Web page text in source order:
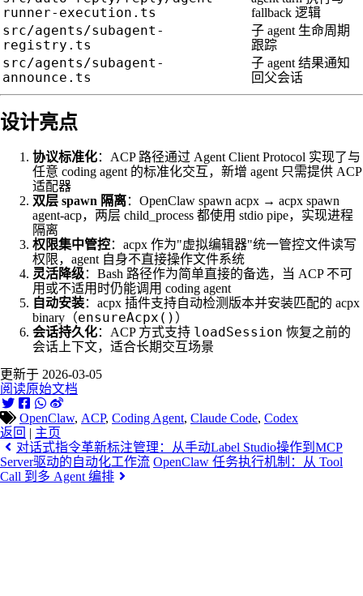
runner-execution.ts
fallback 逻辑
src/agents/subagent-
registry.ts
子 agent 生命周期
跟踪
src/agents/subagent-
announce.ts
子 agent 结果通知
回父会话
设计亮点
协议标准化：ACP 路径通过 Agent Client Protocol 实现了与
任意 coding agent 的标准化交互，新增 agent 只需提供 ACP
适配器
双层 spawn 隔离：OpenClaw spawn acpx → acpx spawn
agent-acp，两层 child_process 都使用 stdio pipe，实现进程
隔离
权限集中管控：acpx 作为"虚拟编辑器"统一管控文件读写
权限，agent 自身不直接操作文件系统
灵活降级：Bash 路径作为简单直接的备选，当 ACP 不可
用或不适用时仍能调用 coding agent
自动安装：acpx 插件支持自动检测版本并安装匹配的 acpx
binary（ensureAcpx() ）
会话持久化：ACP 方式支持 loadSession 恢复之前的
会话上下文，适合长期交互场景
更新于 2026-03-05
阅读原始文档
OpenClaw, ACP, Coding Agent, Claude Code, Codex
返回 | 主页
对话式指令革新标注管理：从手动Label Studio操作到MCP
Server驱动的自动化工作流 OpenClaw 任务执行机制：从 Tool
Call 到多 Agent 编排